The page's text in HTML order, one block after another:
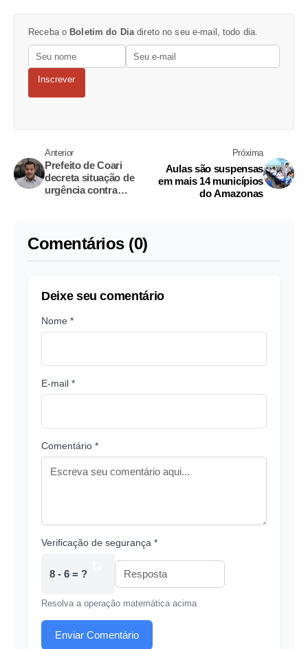
Receba o Boletim do Dia direto no seu e-mail, todo dia.
Inscrever
Anterior
Prefeito de Coari
decreta situação de
urgência contra
Próxima
Aulas são suspensas
em mais 14 municípios
do Amazonas
Comentários (0)
Deixe seu comentário
Nome *
E-mail *
Comentário *
Verificação de segurança *
8 - 6 = ?
Resolva a operação matemática acima
Enviar Comentário